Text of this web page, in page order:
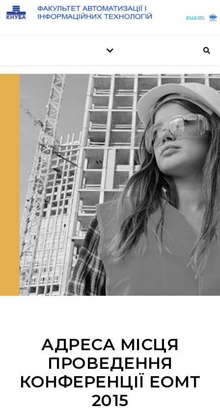
АДРЕСА МІСЦЯ
ПРОВЕДЕННЯ
КОНФЕРЕНЦІЇ ЕОМТ
2015